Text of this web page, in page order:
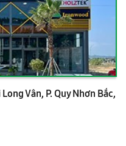
Vân, P. Quy Nhơn Bắc,